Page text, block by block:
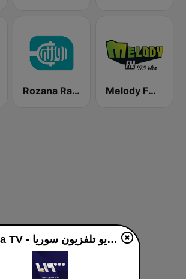
Rozana Radio Melody FM (ميلودي إف إم)
Syria TV - راديو تلفزيون سوريا live